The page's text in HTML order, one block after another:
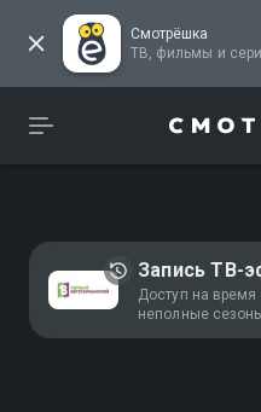
Смотрёшка
ТВ,
Запись ТВ-
Доступ на
неполные